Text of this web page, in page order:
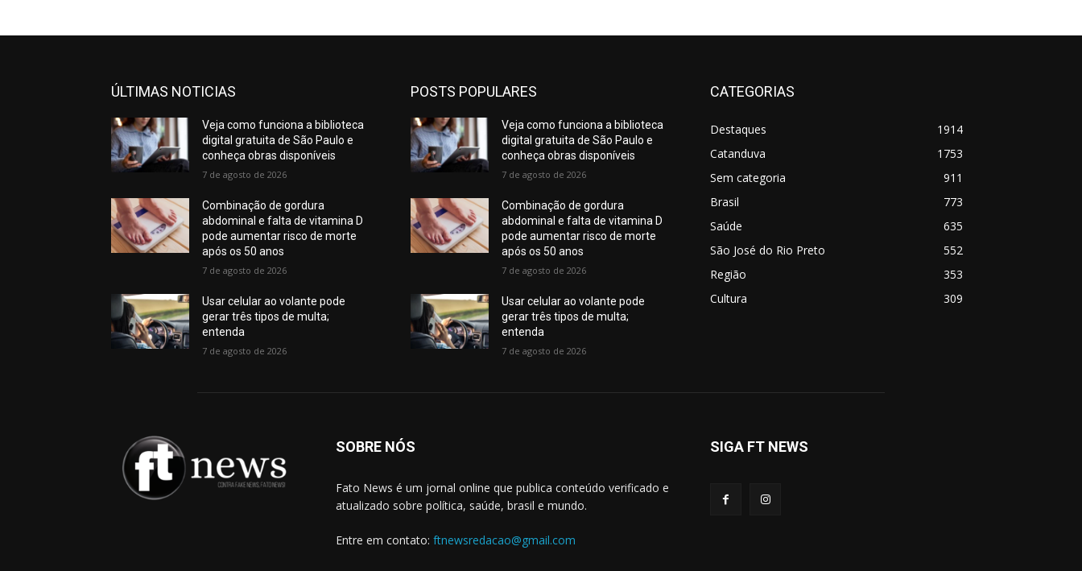
ÚLTIMAS NOTICIAS
Veja como funciona a biblioteca
digital gratuita de São Paulo e
conheça obras disponíveis
7 de agosto de 2026
Combinação de gordura
abdominal e falta de vitamina D
pode aumentar risco de morte
após os 50 anos
7 de agosto de 2026
Usar celular ao volante pode
gerar três tipos de multa;
entenda
7 de agosto de 2026
POSTS POPULARES
Veja como funciona a biblioteca
digital gratuita de São Paulo e
conheça obras disponíveis
7 de agosto de 2026
Combinação de gordura
abdominal e falta de vitamina D
pode aumentar risco de morte
após os 50 anos
7 de agosto de 2026
Usar celular ao volante pode
gerar três tipos de multa;
entenda
7 de agosto de 2026
CATEGORIAS
Destaques
1914
Catanduva
1753
Sem categoria
911
Brasil
773
Saúde
635
São José do Rio Preto
552
Região
353
Cultura
309
SOBRE NÓS
Fato News é um jornal online que publica conteúdo verificado e
atualizado sobre política, saúde, brasil e mundo.
Entre em contato: ftnewsredacao@gmail.com
SIGA FT NEWS